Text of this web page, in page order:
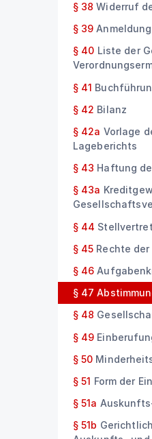
§ 38 Widerruf
§ 39
§ 40 Liste der
§ 41
§ 42 Bilanz
§ 42a Vorlage
Lageberichts
§ 43 Haftung
§ 43a
§ 44
§ 45 Rechte
§ 46
§ 47
§ 48
§ 49
§ 50
§ 51 Form der
§ 51a
§ 51b